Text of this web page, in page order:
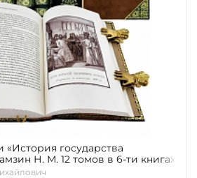
государства
Н. М. 12 томов в 6-ти книгах